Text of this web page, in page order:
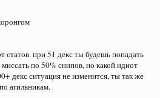
статов. при 51 декс ты будешь попадать
по 50% снипов, но какой идиот
декс ситуация не изменится, ты так же
агильникам.